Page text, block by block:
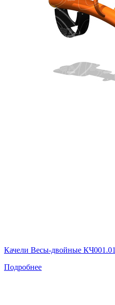
Качели Весы-двойные КЧ001.01
Подробнее